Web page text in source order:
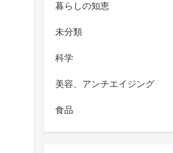
暮らしの知恵
未分類
科学
美容、アンチエイジング
食品